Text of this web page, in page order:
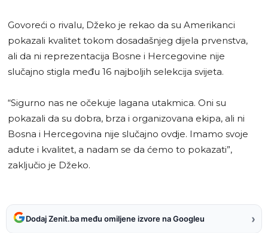
Govoreći o rivalu, Džeko je rekao da su Amerikanci
pokazali kvalitet tokom dosadašnjeg dijela prvenstva,
ali da ni reprezentacija Bosne i Hercegovine nije
slučajno stigla među 16 najboljih selekcija svijeta.
“Sigurno nas ne očekuje lagana utakmica. Oni su
pokazali da su dobra, brza i organizovana ekipa, ali ni
Bosna i Hercegovina nije slučajno ovdje. Imamo svoje
adute i kvalitet, a nadam se da ćemo to pokazati”,
zaključio je Džeko.
Dodaj Zenit.ba među omiljene izvore na Googleu ›